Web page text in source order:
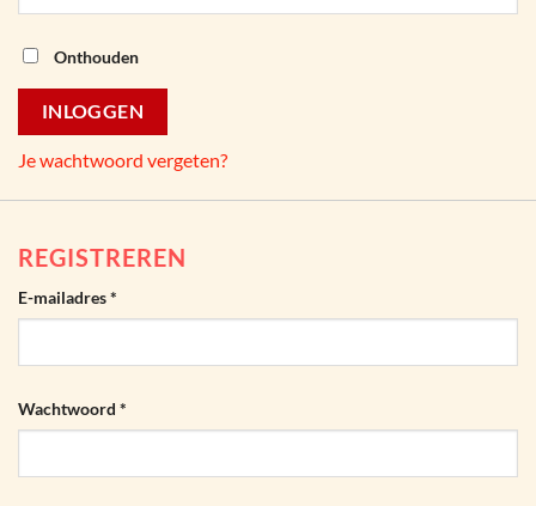
Onthouden
INLOGGEN
Je wachtwoord vergeten?
REGISTREREN
E-mailadres*
Wachtwoord *